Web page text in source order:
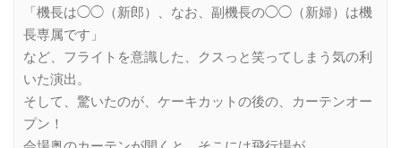
「機長は◯◯（新郎）、なお、副機長の◯◯（新婦）は機
長専属です」
など、フライトを意識した、クスっと笑ってしまう気の利
いた演出。
そして、驚いたのが、ケーキカットの後の、カーテンオー
プン！